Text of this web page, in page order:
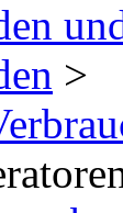
>